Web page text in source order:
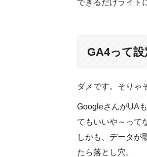
できるだけライト
GA4って
ダメです。そりゃ
GoogleさんがUA
てもいいや～って
しかも、データが
たら落とし穴。